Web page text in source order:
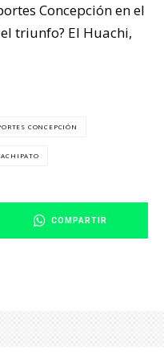
Concepción en el
triunfo? El Huachi,
CONCEPCIÓN
COMPARTIR